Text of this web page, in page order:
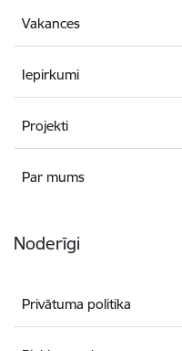
Vakances
Iepirkumi
Projekti
Par mums
Noderīgi
Privātuma politika